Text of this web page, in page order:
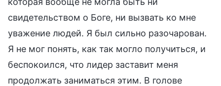
свидетельством о Боге, ни вызвать ко мне
уважение людей. Я был сильно разочарован.
Я не мог понять, как так могло получиться, и
беспокоился, что лидер заставит меня
продолжать заниматься этим. В голове